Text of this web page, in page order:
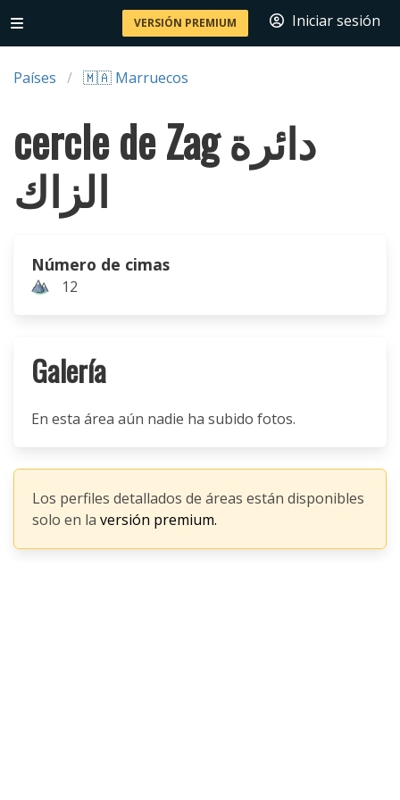
VERSIÓN PREMIUM Iniciar sesión
Países 🇲🇦 Marruecos
cercle de Zag دائرة
الزاك
Número de cimas
12
Galería
En esta área aún nadie ha subido fotos.
Los perfiles detallados de áreas están disponibles
solo en la versión premium.